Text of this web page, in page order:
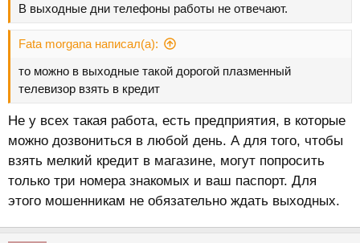
В выходные дни телефоны работы не отвечают.
Fata morgana написал(а):
то можно в выходные такой дорогой плазменный
телевизор взять в кредит
Не у всех такая работа, есть предприятия, в которые
можно дозвониться в любой день. А для того, чтобы
взять мелкий кредит в магазине, могут попросить
только три номера знакомых и ваш паспорт. Для
этого мошенникам не обязательно ждать выходных.